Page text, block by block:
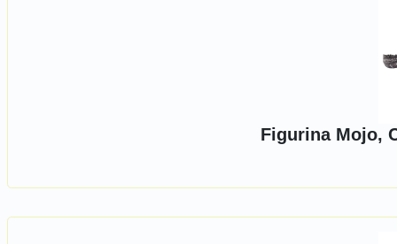
Figurina Mojo,